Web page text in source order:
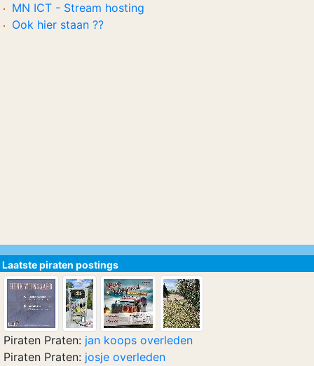
MN ICT - Stream hosting
Ook hier staan ??
Laatste piraten postings
Piraten Praten: jan koops overleden
Piraten Praten: josje overleden